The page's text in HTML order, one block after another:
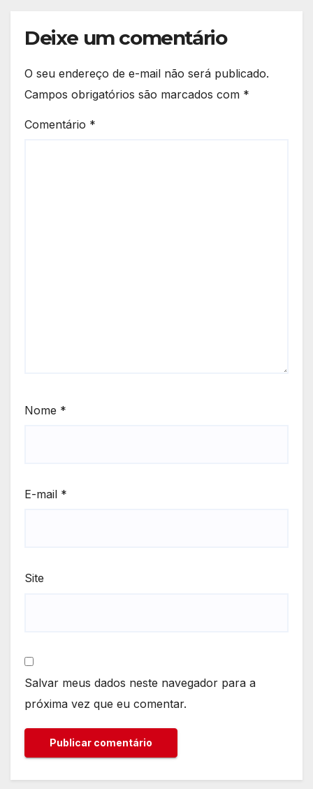
Deixe um comentário
O seu endereço de e-mail não será publicado.
Campos obrigatórios são marcados com *
Comentário *
Nome *
E-mail *
Site
Salvar meus dados neste navegador para a
próxima vez que eu comentar.